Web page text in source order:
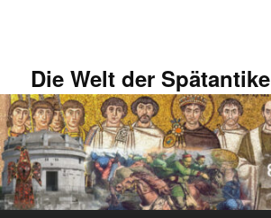
Die Welt der Spätantike